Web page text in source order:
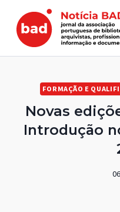
content
FORMAÇÃO E
Novas
Introdução